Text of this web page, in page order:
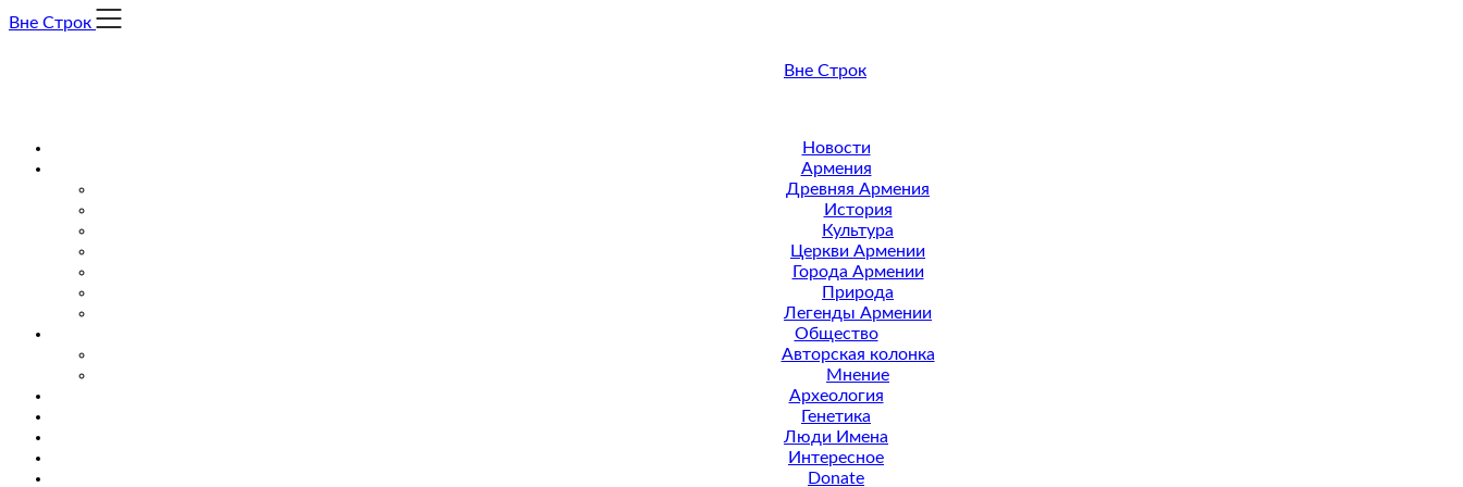
Skip
Вне Строк
Вне Строк
Новости
Армения
Древняя Армения
История
Культура
Церкви Армении
Города Армении
Природа
Легенды Армении
Общество
Авторская колонка
Мнение
Археология
Генетика
Люди Имена
Интересное
Donate